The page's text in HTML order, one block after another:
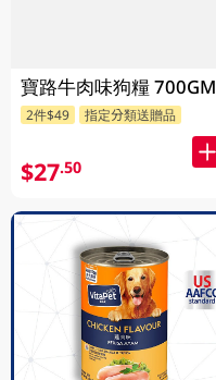
寶路牛肉味狗糧 700GM
2件$49 指定分類送贈品
$27.50